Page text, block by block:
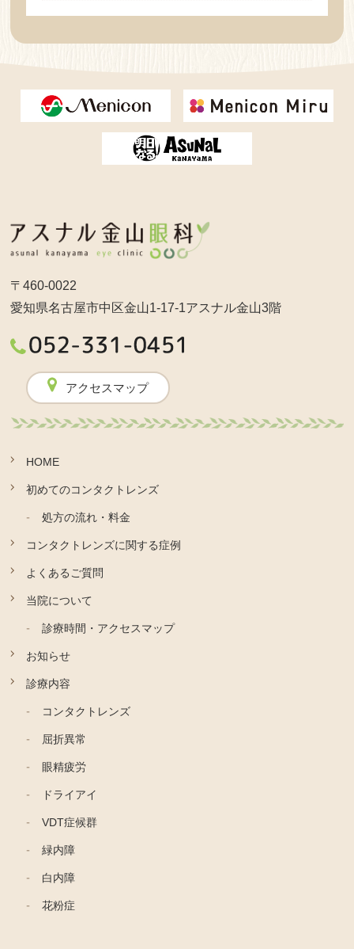
〒460-0022
愛知県名古屋市中区金山1-17-1アスナル金山3階
アクセスマップ
HOME
初めてのコンタクトレンズ
処方の流れ・料金
コンタクトレンズに関する症例
よくあるご質問
当院について
診療時間・アクセスマップ
お知らせ
診療内容
コンタクトレンズ
屈折異常
眼精疲労
ドライアイ
VDT症候群
緑内障
白内障
花粉症